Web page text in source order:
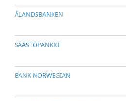
ÅLANDSBANKEN
SÄÄSTÖPANKKI
BANK NORWEGIAN